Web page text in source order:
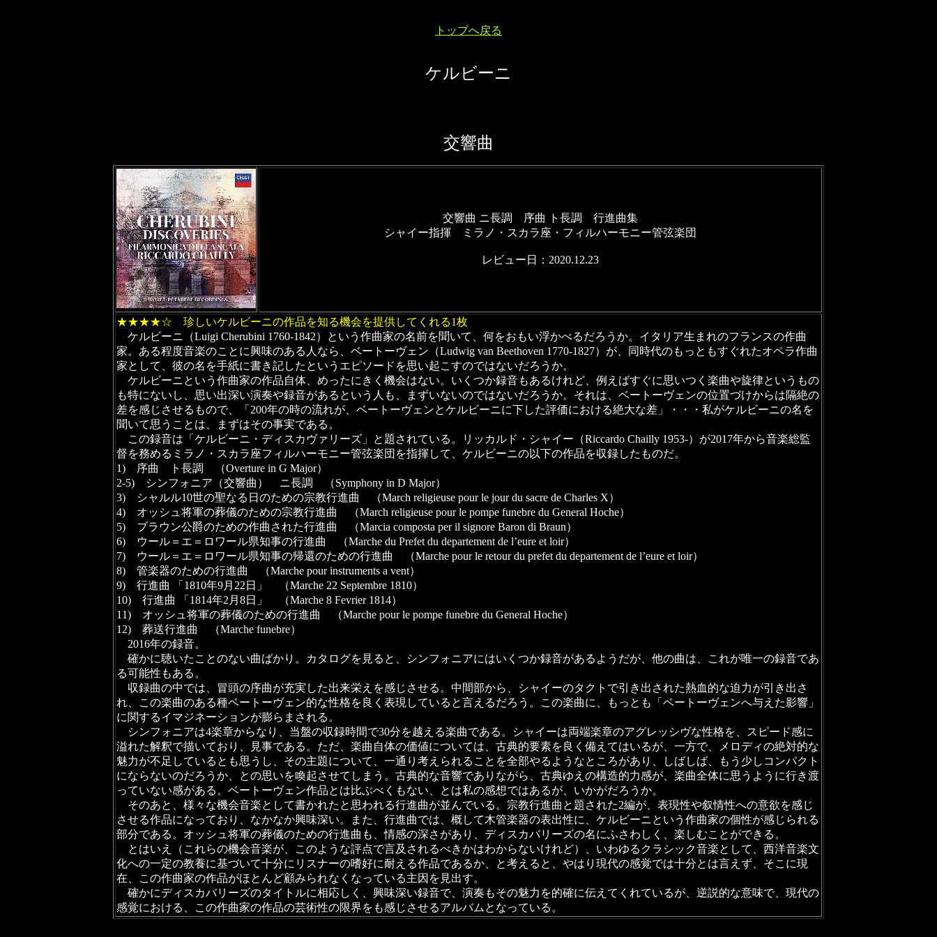
トップへ戻る
ケルビーニ
交響曲
交響曲 ニ長調 序曲 ト長調 行進曲集
シャイー指揮 ミラノ・スカラ座・フィルハーモニー管弦楽団
レビュー日：2020.12.23
★★★★☆ 珍しいケルビーニの作品を知る機会を提供してくれる1枚
ケルビーニ（Luigi Cherubini 1760-1842）という作曲家の名前を聞いて、何をおもい浮かべるだろうか。イタリア生まれのフランスの作曲
家。ある程度音楽のことに興味のある人なら、ベートーヴェン（Ludwig van Beethoven 1770-1827）が、同時代のもっともすぐれたオペラ作曲
家として、彼の名を手紙に書き記したというエピソードを思い起こすのではないだろうか。
ケルビーニという作曲家の作品自体、めったにきく機会はない。いくつか録音もあるけれど、例えばすぐに思いつく楽曲や旋律というもの
も特にないし、思い出深い演奏や録音があるという人も、まずいないのではないだろうか。それは、ベートーヴェンの位置づけからは隔絶の
差を感じさせるもので、「200年の時の流れが、ベートーヴェンとケルビーニに下した評価における絶大な差」・・・私がケルビーニの名を
聞いて思うことは、まずはその事実である。
この録音は「ケルビーニ・ディスカヴァリーズ」と題されている。リッカルド・シャイー（Riccardo Chailly 1953-）が2017年から音楽総監
督を務めるミラノ・スカラ座フィルハーモニー管弦楽団を指揮して、ケルビーニの以下の作品を収録したものだ。
1) 序曲 ト長調 （Overture in G Major）
2-5) シンフォニア（交響曲） ニ長調 （Symphony in D Major）
3) シャルル10世の聖なる日のための宗教行進曲 （March religieuse pour le jour du sacre de Charles X）
4) オッシュ将軍の葬儀のための宗教行進曲 （March religieuse pour le pompe funebre du General Hoche）
5) ブラウン公爵のための作曲された行進曲 （Marcia composta per il signore Baron di Braun）
6) ウール＝エ＝ロワール県知事の行進曲 （Marche du Prefet du departement de l’eure et loir）
7) ウール＝エ＝ロワール県知事の帰還のための行進曲 （Marche pour le retour du prefet du departement de l’eure et loir）
8) 管楽器のための行進曲 （Marche pour instruments a vent）
9) 行進曲 「1810年9月22日」 （Marche 22 Septembre 1810）
10) 行進曲 「1814年2月8日」 （Marche 8 Fevrier 1814）
11) オッシュ将軍の葬儀のための行進曲 （Marche pour le pompe funebre du General Hoche）
12) 葬送行進曲 （Marche funebre）
2016年の録音。
確かに聴いたことのない曲ばかり。カタログを見ると、シンフォニアにはいくつか録音があるようだが、他の曲は、これが唯一の録音であ
る可能性もある。
収録曲の中では、冒頭の序曲が充実した出来栄えを感じさせる。中間部から、シャイーのタクトで引き出された熱血的な迫力が引き出さ
れ、この楽曲のある種ベートーヴェン的な性格を良く表現していると言えるだろう。この楽曲に、もっとも「ベートーヴェンへ与えた影響」
に関するイマジネーションが膨らまされる。
シンフォニアは4楽章からなり、当盤の収録時間で30分を越える楽曲である。シャイーは両端楽章のアグレッシヴな性格を、スピード感に
溢れた解釈で描いており、見事である。ただ、楽曲自体の価値については、古典的要素を良く備えてはいるが、一方で、メロディの絶対的な
魅力が不足しているとも思うし、その主題について、一通り考えられることを全部やるようなところがあり、しばしば、もう少しコンパクト
にならないのだろうか、との思いを喚起させてしまう。古典的な音響でありながら、古典ゆえの構造的力感が、楽曲全体に思うように行き渡
っていない感がある。ベートーヴェン作品とは比ぶべくもない、とは私の感想ではあるが、いかがだろうか。
そのあと、様々な機会音楽として書かれたと思われる行進曲が並んでいる。宗教行進曲と題された2編が、表現性や叙情性への意欲を感じ
させる作品になっており、なかなか興味深い。また、行進曲では、概して木管楽器の表出性に、ケルビーニという作曲家の個性が感じられる
部分である。オッシュ将軍の葬儀のための行進曲も、情感の深さがあり、ディスカバリーズの名にふさわしく、楽しむことができる。
とはいえ（これらの機会音楽が、このような評点で言及されるべきかはわからないけれど）、いわゆるクラシック音楽として、西洋音楽文
化への一定の教養に基づいて十分にリスナーの嗜好に耐える作品であるか、と考えると、やはり現代の感覚では十分とは言えず、そこに現
在、この作曲家の作品がほとんど顧みられなくなっている主因を見出す。
確かにディスカバリーズのタイトルに相応しく、興味深い録音で、演奏もその魅力を的確に伝えてくれているが、逆説的な意味で、現代の
感覚における、この作曲家の作品の芸術性の限界をも感じさせるアルバムとなっている。